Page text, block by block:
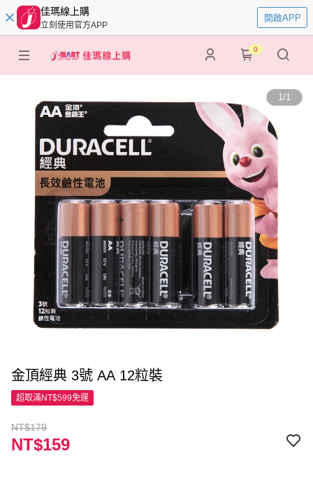
佳瑪線上購
立刻使用官方APP
開啟APP
0
1/1
金頂經典 3號 AA 12粒裝
超取滿NT$599免運
NT$179
NT$159